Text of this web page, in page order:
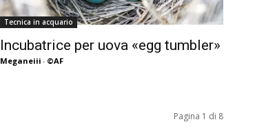
Tecnica in acquario
Incubatrice per uova «egg tumbler»
Meganeiii - ©AF
Pagina 1 di 8